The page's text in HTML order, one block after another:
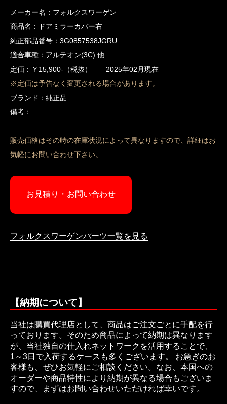
メーカー名：フォルクスワーゲン
商品名：ドアミラーカバー右
純正部品番号：3G0857538JGRU
適合車種：アルテオン(3C) 他
定価：￥15,900-（税抜） 2025年02月現在
※定価は予告なく変更される場合があります。
ブランド：純正品
備考：
販売価格はその時の在庫状況によって異なりますので、詳細はお
気軽にお問い合わせ下さい。
お見積り・お問い合わせ
フォルクスワーゲンパーツ一覧を見る
【納期について】
当社は購買代理店として、商品はご注文ごとに手配を行
っております。そのため商品によって納期は異なります
が、当社独自の仕入れネットワークを活用することで、
1～3日で入荷するケースも多くございます。 お急ぎのお
客様も、ぜひお気軽にご相談ください。なお、本国への
オーダーや商品特性により納期が異なる場合もございま
すので、まずはお問い合わせいただければ幸いです。